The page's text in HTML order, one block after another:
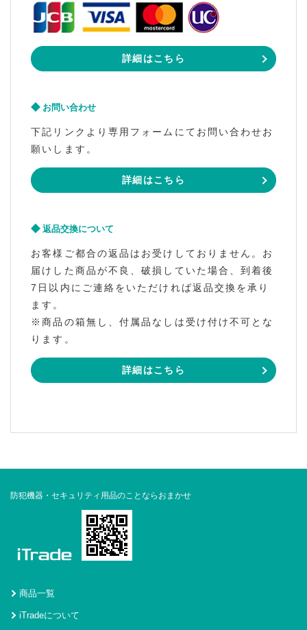
詳細はこちら
お問い合わせ
下記リンクより専用フォームにてお問い合わせお
願いします。
詳細はこちら
返品交換について
お客様ご都合の返品はお受けしておりません。お
届けした商品が不良、破損していた場合、到着後
7日以内にご連絡をいただければ返品交換を承り
ます。
※商品の箱無し、付属品なしは受け付け不可とな
ります。
詳細はこちら
防犯機器・セキュリティ用品のことならおまかせ
商品一覧
iTradeについて